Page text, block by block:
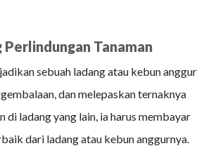
Tanaman
sebuah ladang atau kebun anggur
dan melepaskan ternaknya
di ladang yang lain, ia harus membayar
dari ladang atau kebun anggurnya.